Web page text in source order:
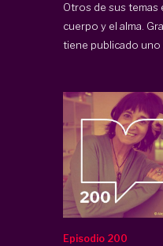
Otros de sus temas
cuerpo y el alma.
tiene publicado
Episodio 200